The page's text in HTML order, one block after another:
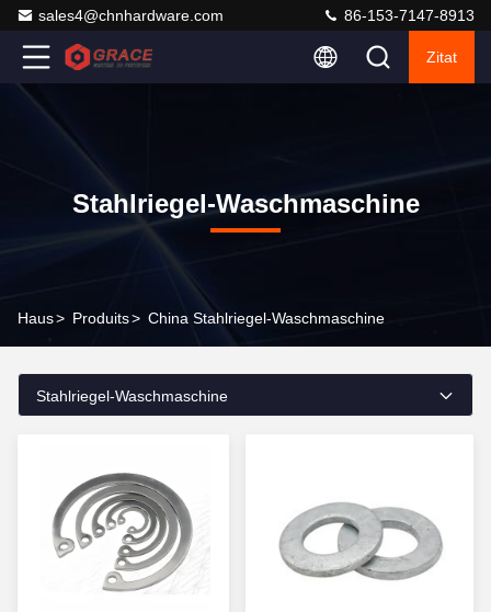
sales4@chnhardware.com 86-153-7147-8913
Zitat
Stahlriegel-Waschmaschine
Haus> Produits> China Stahlriegel-Waschmaschine
Stahlriegel-Waschmaschine